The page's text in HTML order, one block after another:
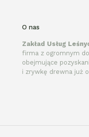
O nas
Zakład Usług
firma z ogromnym
obejmujące
i zrywkę drewna już